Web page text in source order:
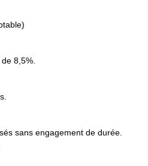
8,5%.
sans engagement de durée.